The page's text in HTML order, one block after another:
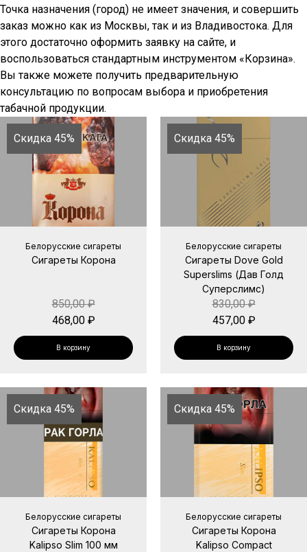
Точка назначения (город) не имеет значения, и совершить
заказ можно как из Москвы, так и из Владивостока. Для
этого достаточно оформить заявку на сайте, и
воспользоваться стандартным инструментом «Корзина».
Вы также можете получить предварительную
консультацию по вопросам выбора и приобретения
табачной продукции.
Скидка 45%
Белорусские сигареты
Сигареты Корона
850,00₽
468,00 ₽
В корзину
Скидка 45%
Белорусские сигареты
Сигареты Dove Gold
Superslims (Дав Голд
Суперслимс)
830,00₽
457,00 ₽
В корзину
Скидка 45%
Белорусские сигареты
Сигареты Корона
Kalipso Slim 100 мм
Скидка 45%
Белорусские сигареты
Сигареты Корона
Kalipso Compact